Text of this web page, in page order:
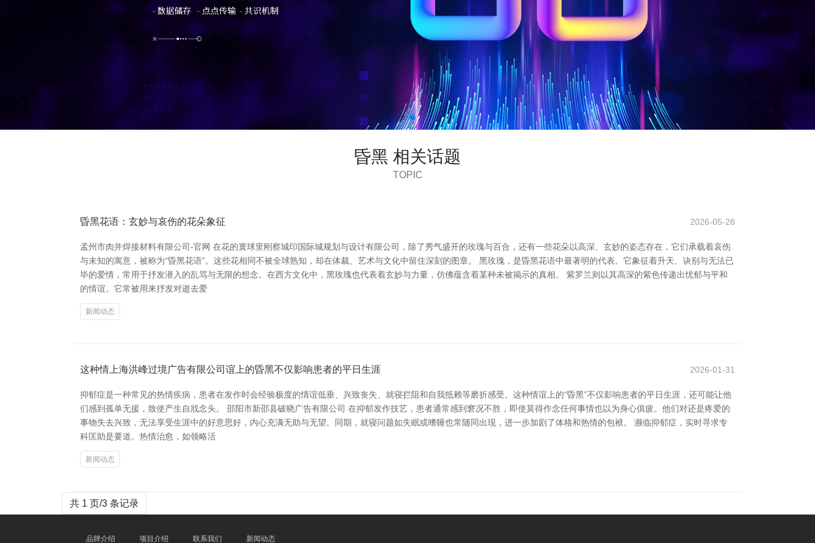
昏黑 相关话题
TOPIC
昏黑花语：玄妙与哀伤的花朵象征 2026-05-28
孟州市肉并焊接材料有限公司-官网 在花的寰球里刚察城印国际城规划与设计有限公司，除了秀气盛开的玫瑰与百合，还有一些花朵以高深、玄妙的姿态存在，它们承载着哀伤
与未知的寓意，被称为“昏黑花语”。这些花相同不被全球熟知，却在体裁、艺术与文化中留住深刻的图章。 黑玫瑰，是昏黑花语中最著明的代表。它象征着升天、诀别与无法已
毕的爱情，常用于抒发潜入的乱骂与无限的想念。在西方文化中，黑玫瑰也代表着玄妙与力量，仿佛蕴含着某种未被揭示的真相。 紫罗兰则以其高深的紫色传递出忧郁与平和
的情谊。它常被用来抒发对逝去爱
新闻动态
这种情上海洪峰过境广告有限公司谊上的昏黑不仅影响患者的平日生涯 2026-01-31
抑郁症是一种常见的热情疾病，患者在发作时会经验极度的情谊低垂、兴致丧失、就寝拦阻和自我抵赖等磨折感受。这种情谊上的“昏黑”不仅影响患者的平日生涯，还可能让他
们感到孤单无援，致使产生自戕念头。 邵阳市新邵县破晓广告有限公司 在抑郁发作技艺，患者通常感到窘况不胜，即使莫得作念任何事情也以为身心俱疲。他们对还是疼爱的
事物失去兴致，无法享受生涯中的好意思好，内心充满无助与无望。同期，就寝问题如失眠或嗜睡也常随同出现，进一步加剧了体格和热情的包袱。 濒临抑郁症，实时寻求专
科匡助是要道。热情治愈，如领略活
新闻动态
共 1 页/3 条记录
品牌介绍 项目介绍 联系我们 新闻动态